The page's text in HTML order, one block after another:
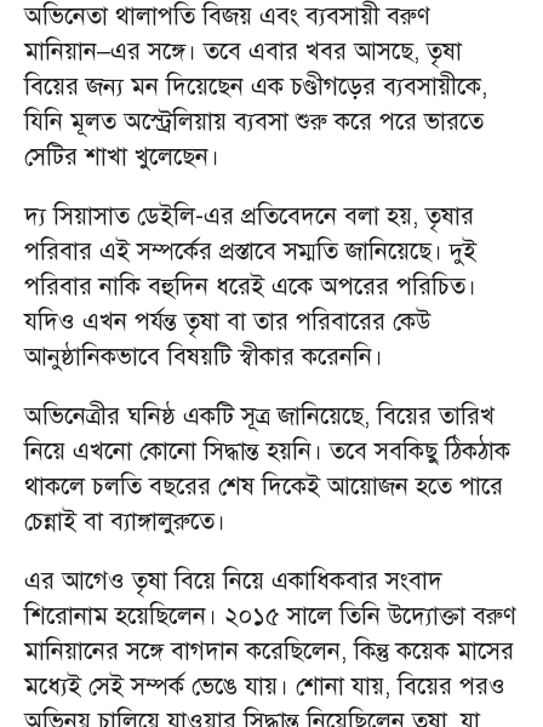
অভিনেতা থালাপতি বিজয় এবং ব্যবসায়ী বরুণ
মানিয়ান–এর সঙ্গে। তবে এবার খবর আসছে, তৃষা
বিয়ের জন্য মন দিয়েছেন এক চণ্ডীগড়ের ব্যবসায়ীকে,
যিনি মূলত অস্ট্রেলিয়ায় ব্যবসা শুরু করে পরে ভারতে
সেটির শাখা খুলেছেন।
দ্য সিয়াসাত ডেইলি-এর প্রতিবেদনে বলা হয়, তৃষার
পরিবার এই সম্পর্কের প্রস্তাবে সম্মতি জানিয়েছে। দুই
পরিবার নাকি বহুদিন ধরেই একে অপরের পরিচিত।
যদিও এখন পর্যন্ত তৃষা বা তার পরিবারের কেউ
আনুষ্ঠানিকভাবে বিষয়টি স্বীকার করেননি।
অভিনেত্রীর ঘনিষ্ঠ একটি সূত্র জানিয়েছে, বিয়ের তারিখ
নিয়ে এখনো কোনো সিদ্ধান্ত হয়নি। তবে সবকিছু ঠিকঠাক
থাকলে চলতি বছরের শেষ দিকেই আয়োজন হতে পারে
চেন্নাই বা ব্যাঙ্গালুরুতে।
এর আগেও তৃষা বিয়ে নিয়ে একাধিকবার সংবাদ
শিরোনাম হয়েছিলেন। ২০১৫ সালে তিনি উদ্যোক্তা বরুণ
মানিয়ানের সঙ্গে বাগদান করেছিলেন, কিন্তু কয়েক মাসের
মধ্যেই সেই সম্পর্ক ভেঙে যায়। শোনা যায়, বিয়ের পরও